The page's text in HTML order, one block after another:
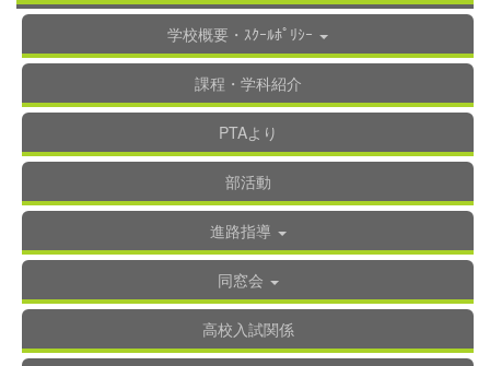
学校概要・ｽｸｰﾙﾎﾟﾘｼｰ
課程・学科紹介
PTAより
部活動
進路指導
同窓会
高校入試関係